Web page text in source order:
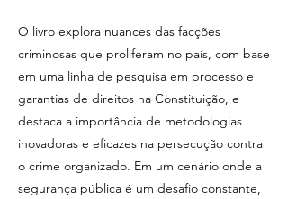
O livro explora nuances das facções
criminosas que proliferam no país, com base
em uma linha de pesquisa em processo e
garantias de direitos na Constituição, e
destaca a importância de metodologias
inovadoras e eficazes na persecução contra
o crime organizado. Em um cenário onde a
segurança pública é um desafio constante,